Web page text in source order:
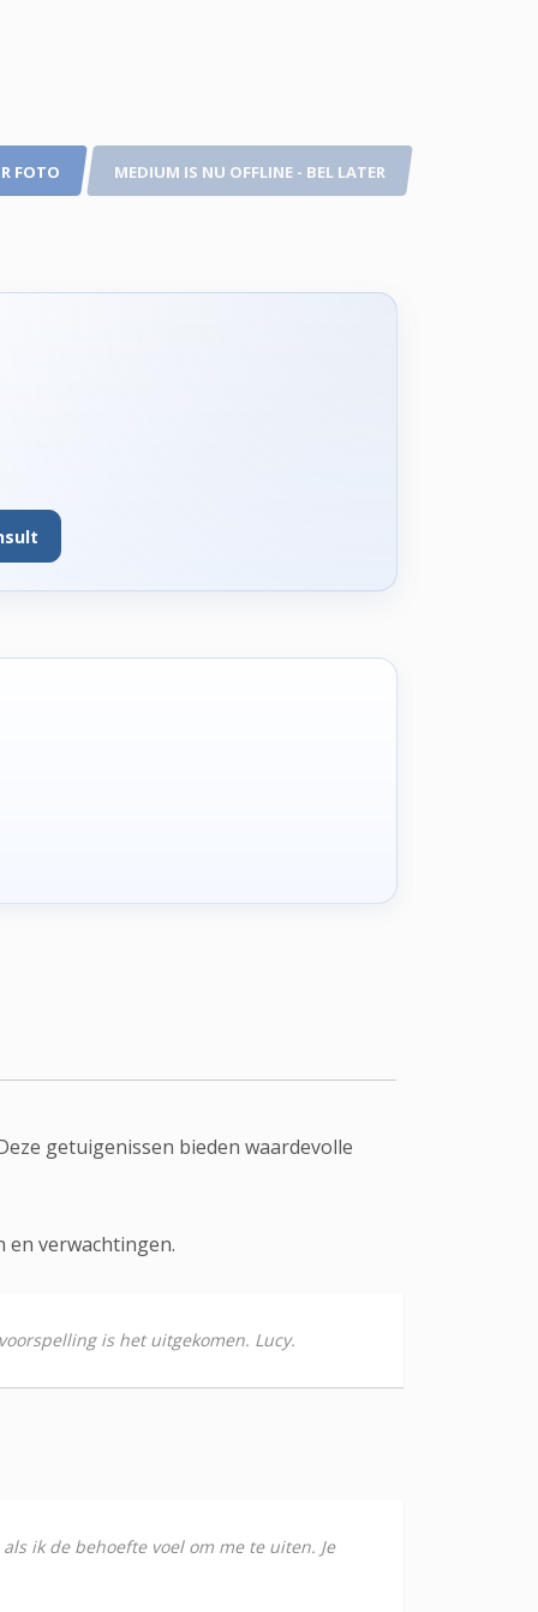
FOTO MEDIUM IS NU OFFLINE - BEL LATER
getuigenissen bieden waardevolle
verwachtingen.
is het uitgekomen. Lucy.
ik de behoefte voel om me te uiten. Je